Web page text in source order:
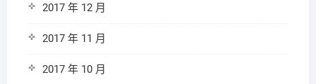
2017 年 12 月
2017 年 11 月
2017 年 10 月